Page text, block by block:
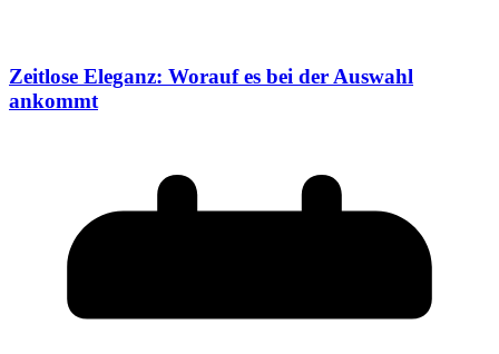
Zeitlose Eleganz: Worauf es bei der Auswahl
ankommt